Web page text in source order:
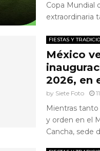
Copa Mundial
extraordinaria
FIESTAS Y
México
2026, en
by Siete Foto
Mientras
y orden en el
Cancha, sede